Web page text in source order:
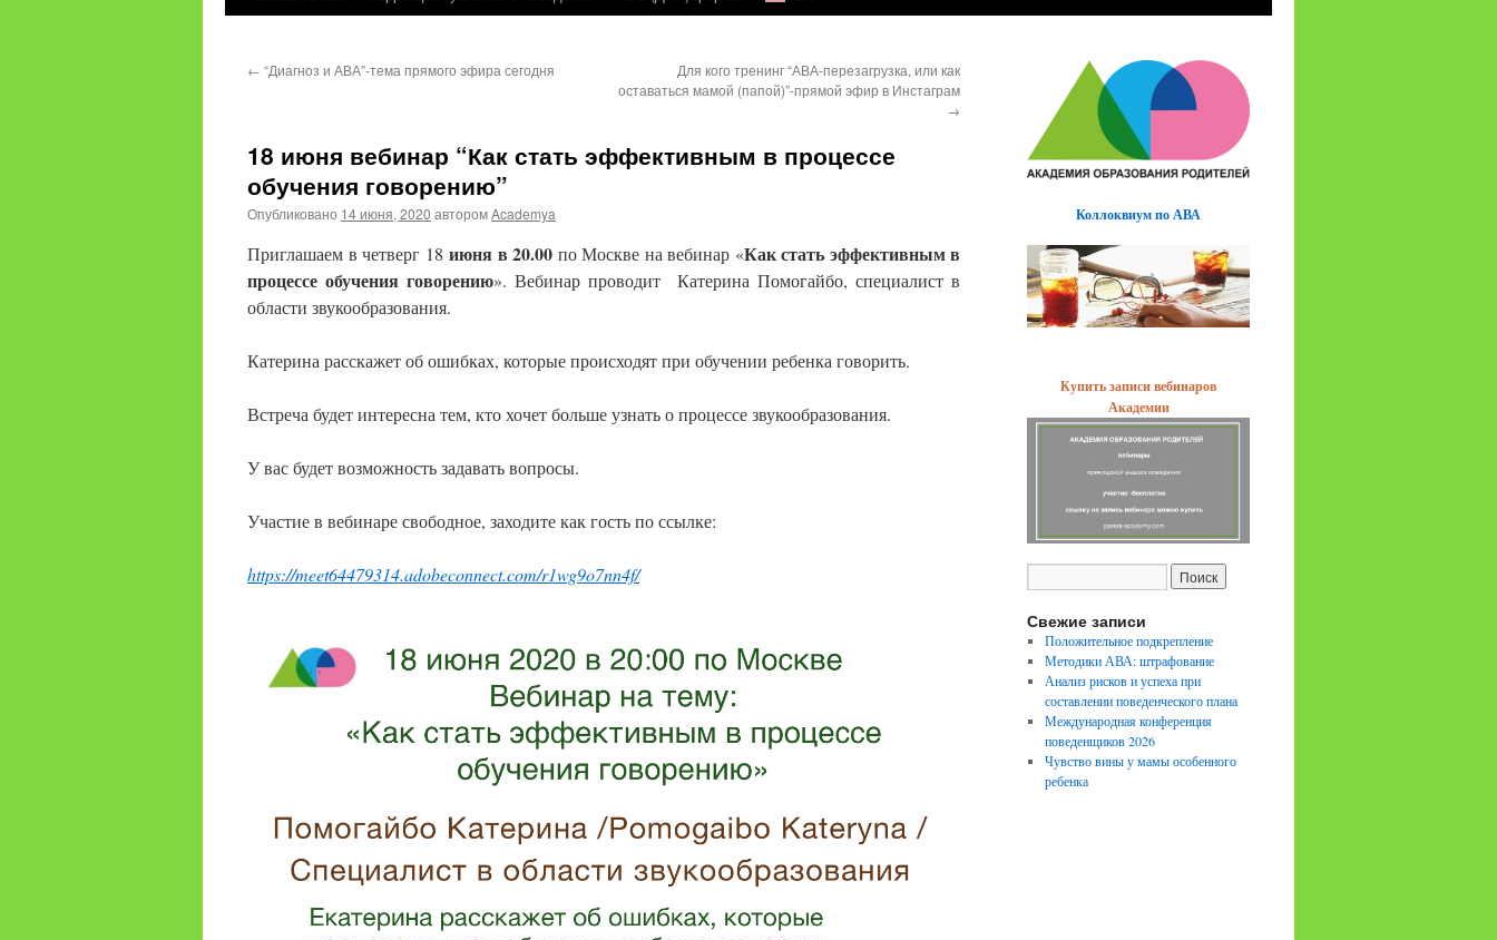
← “Диагноз и АВА”-тема прямого эфира сегодня
Для кого тренинг “АВА-перезагрузка, или как
оставаться мамой (папой)”-прямой эфир в Инстаграм
→
18 июня вебинар “Как стать эффективным в процессе
обучения говорению”
Опубликовано 14 июня, 2020 авторомAcademya
Приглашаем в четверг 18 июня в 20.00 по Москве на вебинар «Как стать эффективным в
процессе обучения говорению». Вебинар проводит
Катерина Помогайбо, специалист в
области звукообразования.
Катерина расскажет об ошибках, которые происходят при обучении ребенка говорить.
Встреча будет интересна тем, кто хочет больше узнать о процессе звукообразования.
У вас будет возможность задавать вопросы.
Участие в вебинаре свободное, заходите как гость по ссылке:
https://meet64479314.adobeconnect.com/r1wg9o7nn4f/
Коллоквиум по АВА
Купить записи вебинаров
Академии
Свежие записи
Положительное подкрепление
Методики АВА: штрафование
Анализ рисков и успеха при
составлении поведенческого плана
Международная конференция
поведенщиков 2026
Чувство вины у мамы особенного
ребенка